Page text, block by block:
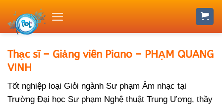
content
Thạc sĩ – Giảng viên Piano – PHẠM QUANG
VINH
Tốt nghiệp loại Giỏi ngành Sư phạm Âm nhạc tại
Trường Đại học Sư phạm Nghệ thuật Trung Ương, thầy